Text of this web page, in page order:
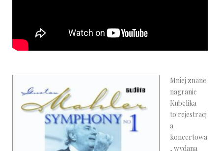
Mniej znane
nagranie
Kubelika
to rejestracj
a
koncertowa
, wydana